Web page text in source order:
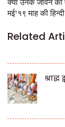
क्या उनके जीवन को
मई'१९ माह की
Related